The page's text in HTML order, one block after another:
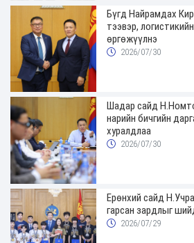
Бүгд Найрамдах
тээвэр,
өргөжүүлнэ
2026/07/30
Шадар сайд
нарийн бичгийн
хуралдлаа
2026/07/30
Ерөнхий сайд
гарсан зардлыг
2026/07/29